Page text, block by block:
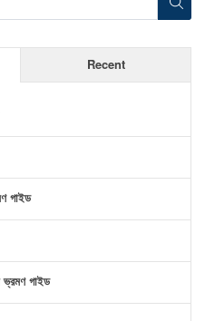
Recent
গাইড
ভ্রমণ গাইড